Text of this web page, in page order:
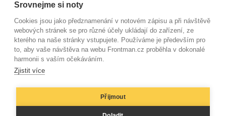
Srovnejme si noty
Cookies jsou jako předznamenání v notovém zápisu a při návštěvě
webových stránek se pro různé účely ukládají do zařízení, ze
kterého na naše stránky vstupujete. Používáme je především pro
to, aby vaše návštěva na webu Frontman.cz proběhla v dokonalé
harmonii s vaším očekáváním.
Zjistit více
Přijmout